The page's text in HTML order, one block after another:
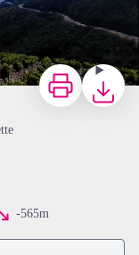
ImprimirBajar
-565m